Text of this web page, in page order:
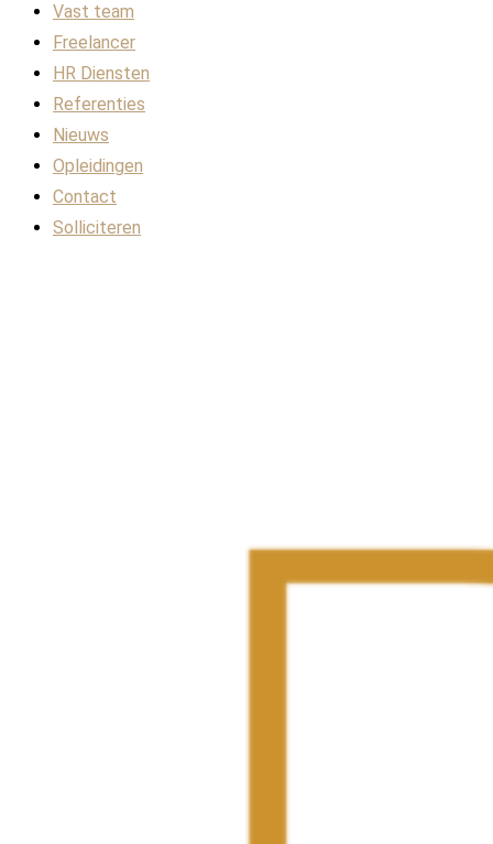
Vast team
Freelancer
HR Diensten
Referenties
Nieuws
Opleidingen
Contact
Solliciteren